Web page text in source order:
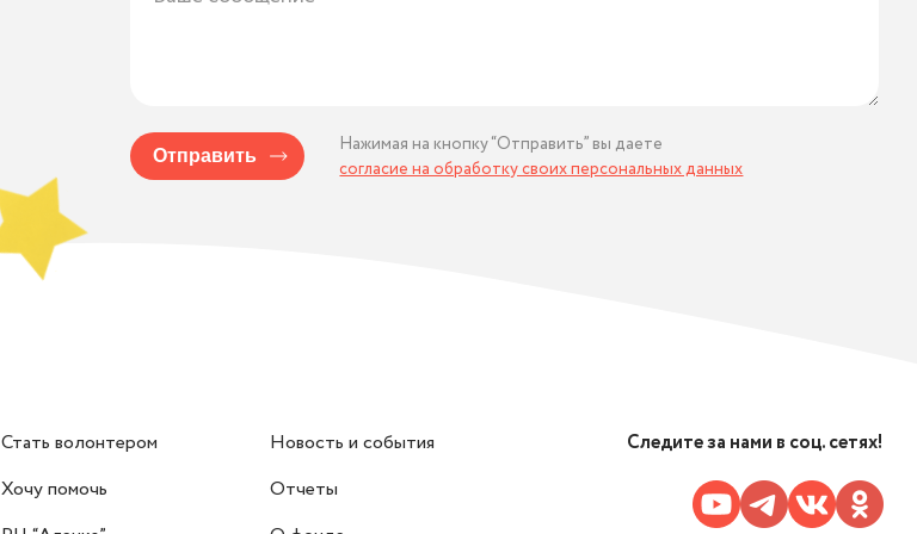
Отправить
Нажимая на кнопку “Отправить” вы даете
согласие на обработку своих персональных данных
Стать волонтером
Хочу помочь
Новость и события
Отчеты
Следите за нами в соц. сетях!